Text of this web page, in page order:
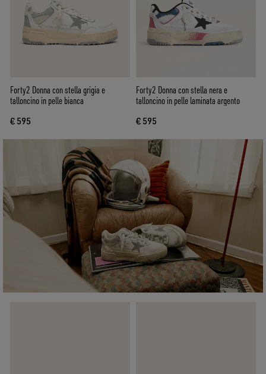
Forty2 Donna con stella grigia e
talloncino in pelle bianca
€ 595
Forty2 Donna con stella nera e
talloncino in pelle laminata argento
€ 595